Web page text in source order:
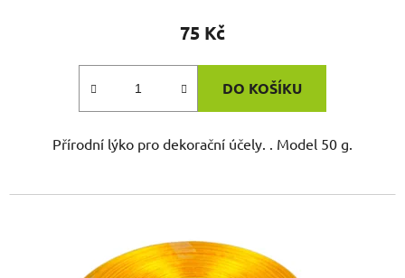
75 Kč
DO KOŠÍKU
Přírodní lýko pro dekorační účely. . Model 50 g.